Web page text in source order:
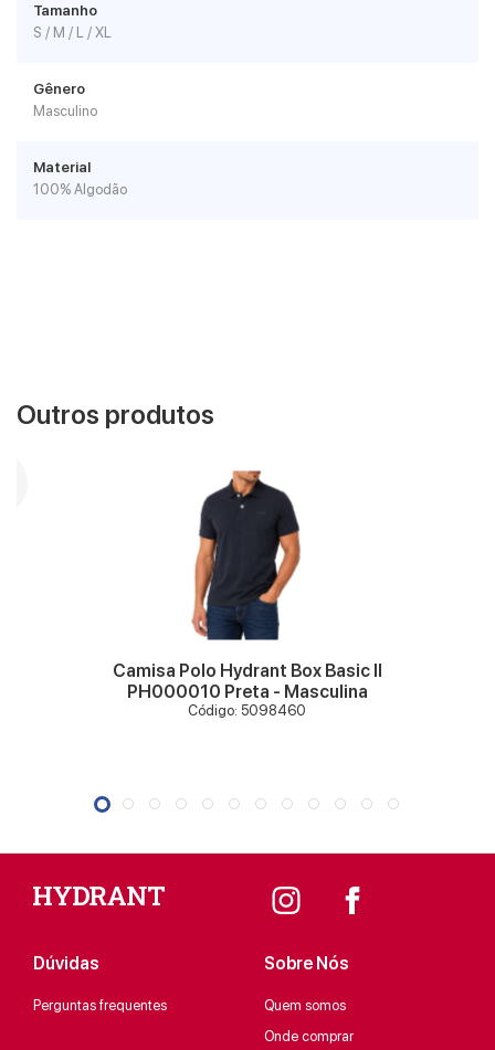
Tamanho
S / M / L / XL
Gênero
Masculino
Material
100% Algodão
Outros produtos
VER MAIS
Camisa Polo Hydrant Box Basic II
PH000010 Preta - Masculina
Código: 5098460
Dúvidas
Perguntas frequentes
Sobre Nós
Quem somos
Onde comprar